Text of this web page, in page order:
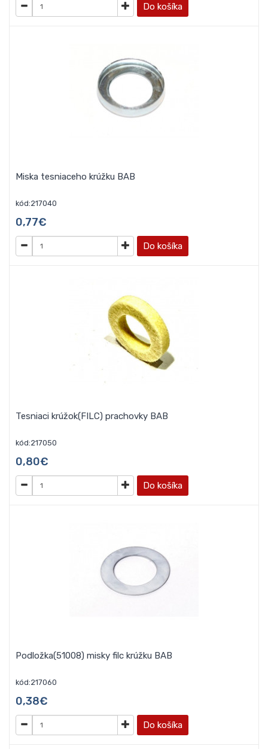
Do košíka
Miska tesniaceho krúžku BAB
kód:217040
0,77€
Do košíka
Tesniaci krúžok(FILC) prachovky BAB
kód:217050
0,80€
Do košíka
Podložka(51008) misky filc krúžku BAB
kód:217060
0,38€
Do košíka